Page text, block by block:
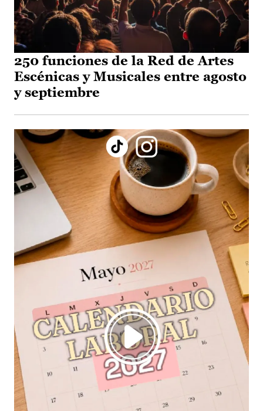
250 funciones de la Red de Artes
Escénicas y Musicales entre agosto
y septiembre